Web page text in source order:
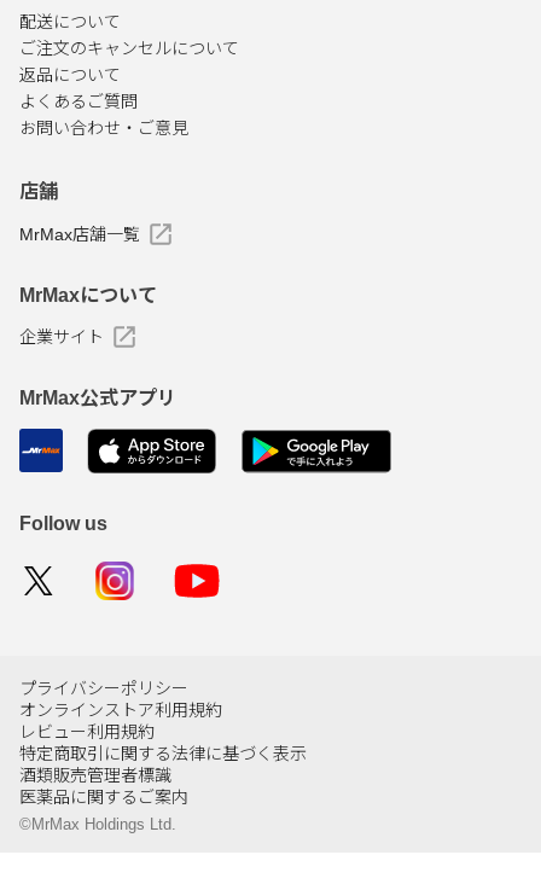
配送について
ご注文のキャンセルについて
返品について
よくあるご質問
お問い合わせ・ご意見
店舗
MrMax店舗一覧
MrMaxについて
企業サイト
MrMax公式アプリ
Follow us
プライバシーポリシー
オンラインストア利用規約
レビュー利用規約
特定商取引に関する法律に基づく表示
酒類販売管理者標識
医薬品に関するご案内
©MrMax Holdings Ltd.